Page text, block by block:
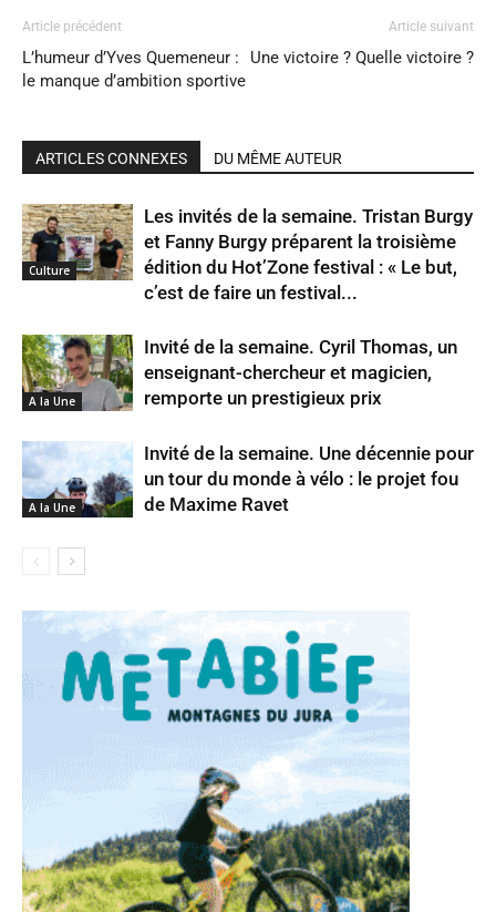
Article précédent
L’humeur d’Yves Quemeneur :
le manque d’ambition sportive
Article suivant
Une victoire ? Quelle victoire ?
ARTICLES CONNEXES DU MÊME AUTEUR
Culture
Les invités de la semaine. Tristan Burgy
et Fanny Burgy préparent la troisième
édition du Hot’Zone festival : « Le but,
c’est de faire un festival...
A la Une
Invité de la semaine. Cyril Thomas, un
enseignant-chercheur et magicien,
remporte un prestigieux prix
A la Une
Invité de la semaine. Une décennie pour
un tour du monde à vélo : le projet fou
de Maxime Ravet